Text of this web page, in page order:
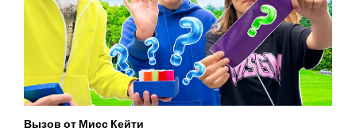
Вызов от Мисс Кейти